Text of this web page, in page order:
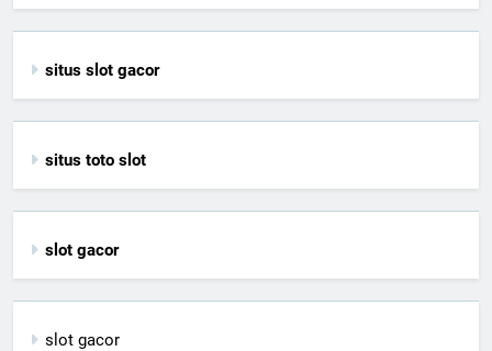
situs slot gacor
situs toto slot
slot gacor
slot gacor